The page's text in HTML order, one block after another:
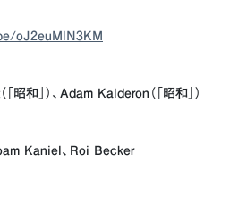
oJ2euMlN3KM
昭和」）、Adam Kalderon（「昭和」）
Kaniel、Roi Becker